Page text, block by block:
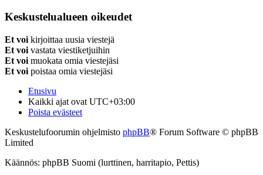
Keskustelualueen oikeudet
Et voi kirjoittaa uusia viestejä
Et voi vastata viestiketjuihin
Et voi muokata omia viestejäsi
Et voi poistaa omia viestejäsi
Etusivu
Kaikki ajat ovat UTC+03:00
Poista evästeet
Keskustelufoorumin ohjelmisto phpBB® Forum Software © phpBB
Limited
Käännös: phpBB Suomi (lurttinen, harritapio, Pettis)